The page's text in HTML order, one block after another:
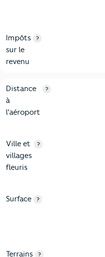
Impôts
sur le
revenu
?
3-Critères Haute-Garonne
Distance
à
l'aéroport
?
Ville et
villages
fleuris
?
Surface ?
Terrains
?